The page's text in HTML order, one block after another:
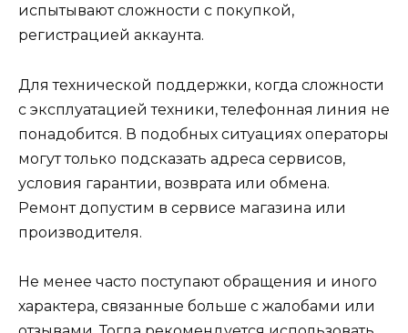
испытывают сложности с покупкой,
регистрацией аккаунта.
Для технической поддержки, когда сложности
с эксплуатацией техники, телефонная линия не
понадобится. В подобных ситуациях операторы
могут только подсказать адреса сервисов,
условия гарантии, возврата или обмена.
Ремонт допустим в сервисе магазина или
производителя.
Не менее часто поступают обращения и иного
характера, связанные больше с жалобами или